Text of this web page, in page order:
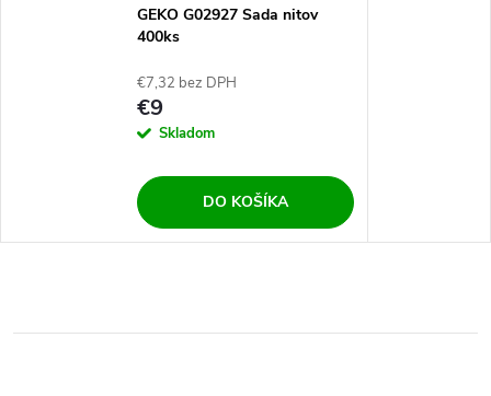
GEKO G02927 Sada nitov
400ks
€7,32 bez DPH
€9
Skladom
DO KOŠÍKA